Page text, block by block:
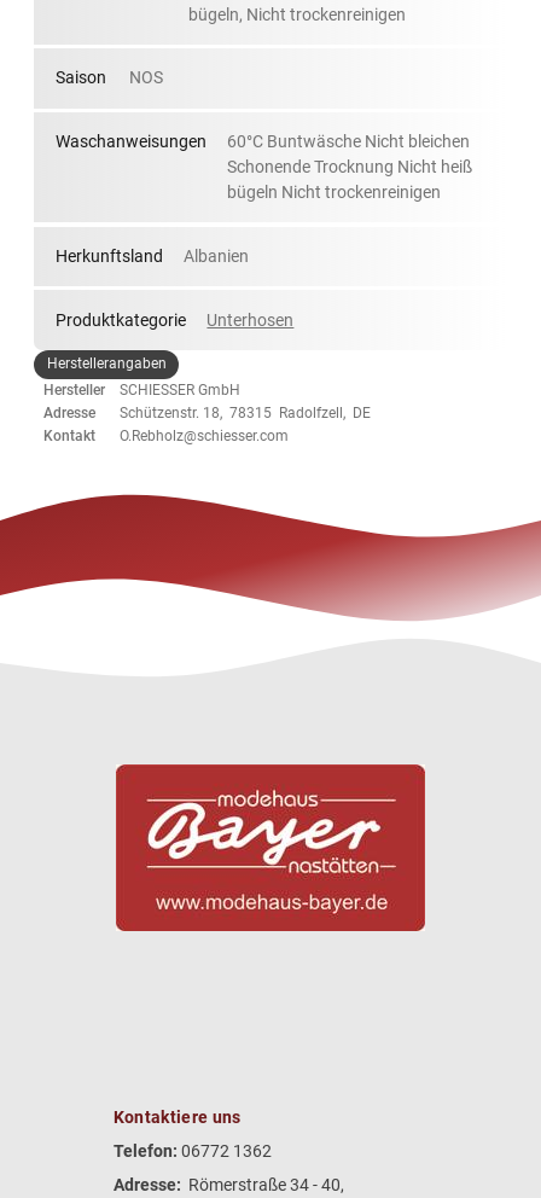
bügeln, Nicht trockenreinigen
Saison NOS
Waschanweisungen
60°C Buntwäsche Nicht bleichen
Schonende Trocknung Nicht heiß
bügeln Nicht trockenreinigen
Herkunftsland Albanien
Produktkategorie Unterhosen
Herstellerangaben
Hersteller
SCHIESSER GmbH
Adresse
Schützenstr. 18, 78315 Radolfzell, DE
Kontakt
O.Rebholz@schiesser.com
Kontaktiere uns
Telefon: 06772 1362
Adresse: Römerstraße 34 - 40,